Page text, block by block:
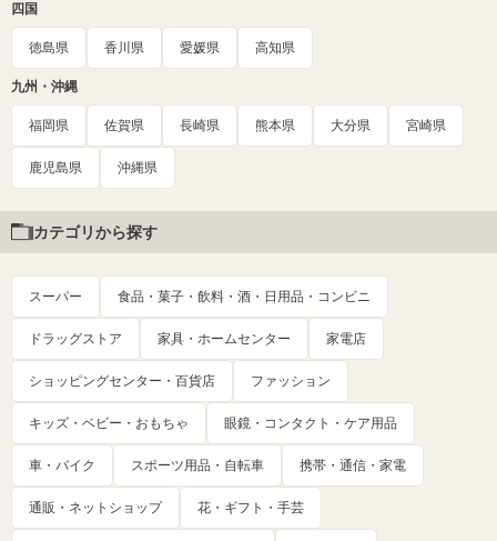
四国
徳島県 香川県 愛媛県 高知県
九州・沖縄
福岡県 佐賀県 長崎県 熊本県 大分県 宮崎県
鹿児島県 沖縄県
カテゴリから探す
スーパー 食品・菓子・飲料・酒・日用品・コンビニ
ドラッグストア 家具・ホームセンター 家電店
ショッピングセンター・百貨店 ファッション
キッズ・ベビー・おもちゃ 眼鏡・コンタクト・ケア用品
車・バイク スポーツ用品・自転車 携帯・通信・家電
通販・ネットショップ 花・ギフト・手芸